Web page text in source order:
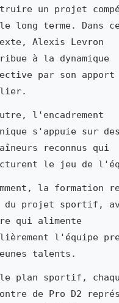
un projet
long terme. Dans
Alexis Levron
à la dynamique
par son apport
l'encadrement
s'appuie sur des
reconnus qui
le jeu de
la formation
du projet sportif,
qui alimente
l'équipe
talents.
plan sportif,
de Pro D2